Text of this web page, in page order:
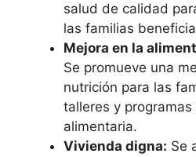
salud de calidad
las familias
Mejora en la
Se promueve una
nutrición para las
talleres y
alimentaria.
Vivienda digna: Se